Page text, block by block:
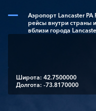
Аэропорт Lancaster
рейсы внутри страны
вблизи города
Широта: 42.7500000
Долгота: -73.8170000